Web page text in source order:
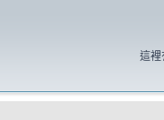
這裡